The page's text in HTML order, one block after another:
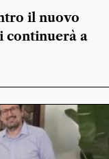
il nuovo
continuerà a